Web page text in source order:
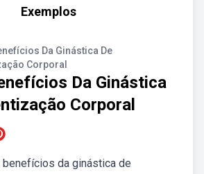
Exemplos
Da Ginástica De
Corporal
Da Ginástica
Corporal
da ginástica de